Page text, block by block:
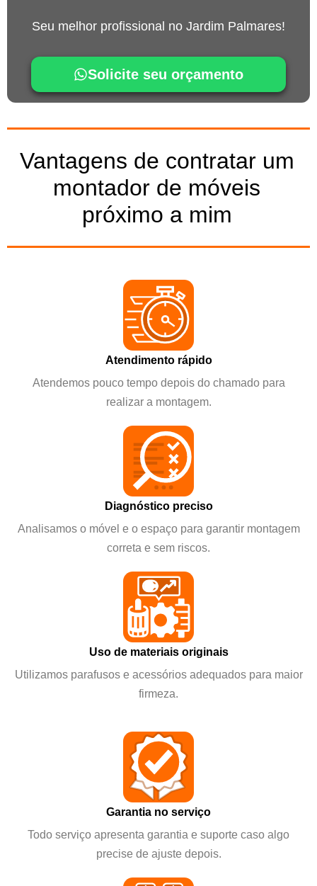
Seu melhor profissional no Jardim Palmares!
Solicite seu orçamento
Vantagens de contratar um
montador de móveis
próximo a mim
Atendimento rápido
Atendemos pouco tempo depois do chamado para
realizar a montagem.
Diagnóstico preciso
Analisamos o móvel e o espaço para garantir montagem
correta e sem riscos.
Uso de materiais originais
Utilizamos parafusos e acessórios adequados para maior
firmeza.
Garantia no serviço
Todo serviço apresenta garantia e suporte caso algo
precise de ajuste depois.